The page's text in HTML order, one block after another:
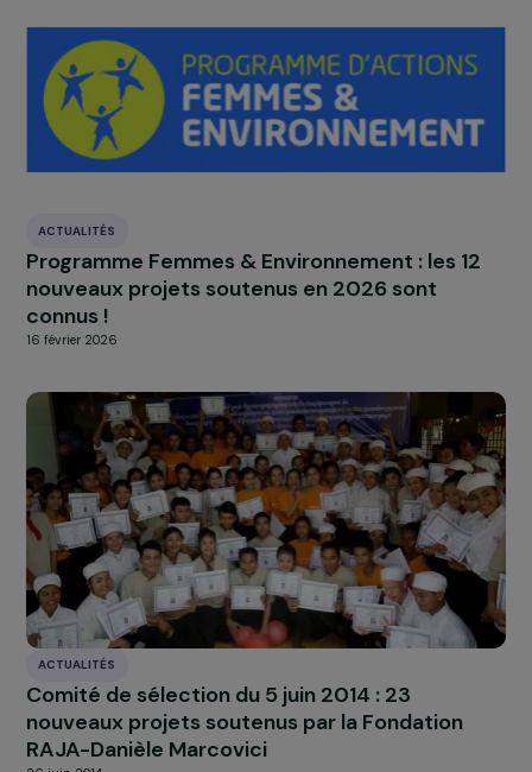
NosActualités
Explorer les actualités
ACTUALITÉS
Elles ont toutes une histoire : 9 fondations
d’entreprise unies pour la cause des femmes
4 mars 2016